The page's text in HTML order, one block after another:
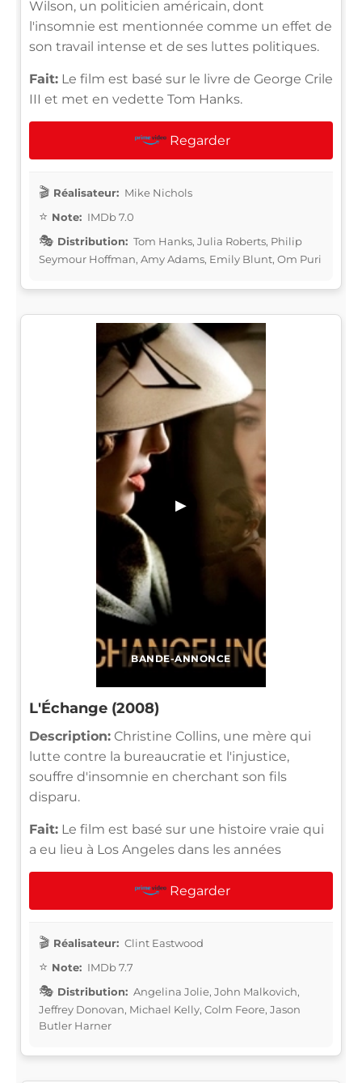
Wilson, un politicien américain, dont
l'insomnie est mentionnée comme un effet de
son travail intense et de ses luttes politiques.
Fait: Le film est basé sur le livre de George Crile
III et met en vedette Tom Hanks.
Regarder
Réalisateur: Mike Nichols
Note: IMDb 7.0
Distribution: Tom Hanks, Julia Roberts, Philip
Seymour Hoffman, Amy Adams, Emily Blunt, Om Puri
BANDE-ANNONCE
▶
L'Échange (2008)
Description: Christine Collins, une mère qui
lutte contre la bureaucratie et l'injustice,
souffre d'insomnie en cherchant son fils
disparu.
Fait: Le film est basé sur une histoire vraie qui
a eu lieu à Los Angeles dans les années
Regarder
Réalisateur: Clint Eastwood
Note: IMDb 7.7
Distribution: Angelina Jolie, John Malkovich,
Jeffrey Donovan, Michael Kelly, Colm Feore, Jason
Butler Harner